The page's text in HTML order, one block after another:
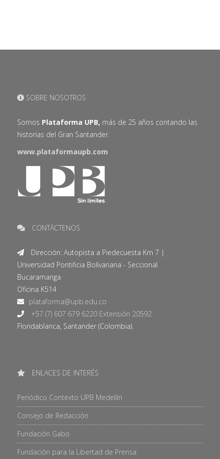
SOBRE NOSOTROS
Somos Plataforma UPB, más de 25 años contando las
historias del Gran Santander.
www.plataformaupb.com
CONTÁCTENOS
Dirección: Autopista a Piedecuesta Km 7 |
Universidad Pontificia Bolivariana - Seccional
Bucaramanga
Oficina K514
+57 (7) 607 679 6220 Extensión 20592
Floridablanca, Santander (Colombia).
ENLACES DE INTERÉS
Periódico Contexto UPB Medellín
Consejo de Redacción
Fundación Gabo
Fundación para la Libertad de Prensa